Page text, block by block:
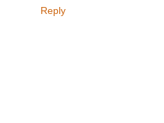
Reply